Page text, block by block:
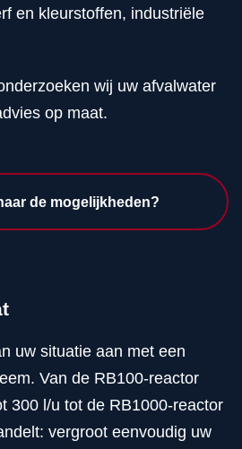
en kleurstoffen, industriële
wij uw afvalwater
op maat.
de mogelijkheden?
uw situatie aan met een
Van de RB100-reactor
300 l/u tot de RB1000-reactor
vergroot eenvoudig uw